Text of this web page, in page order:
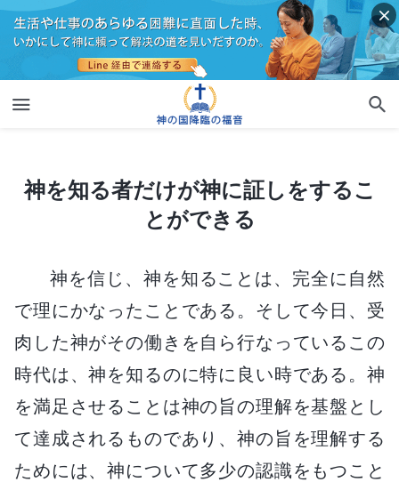
神を知る者だけが神に証しをすることができる
神を知る者だけが神に証しをするこ
とができる
神を信じ、神を知ることは、完全に自然
で理にかなったことである。そして今日、受
肉した神がその働きを自ら行なっているこの
時代は、神を知るのに特に良い時である。神
を満足させることは神の旨の理解を基盤とし
て達成されるものであり、神の旨を理解する
ためには、神について多少の認識をもつこと